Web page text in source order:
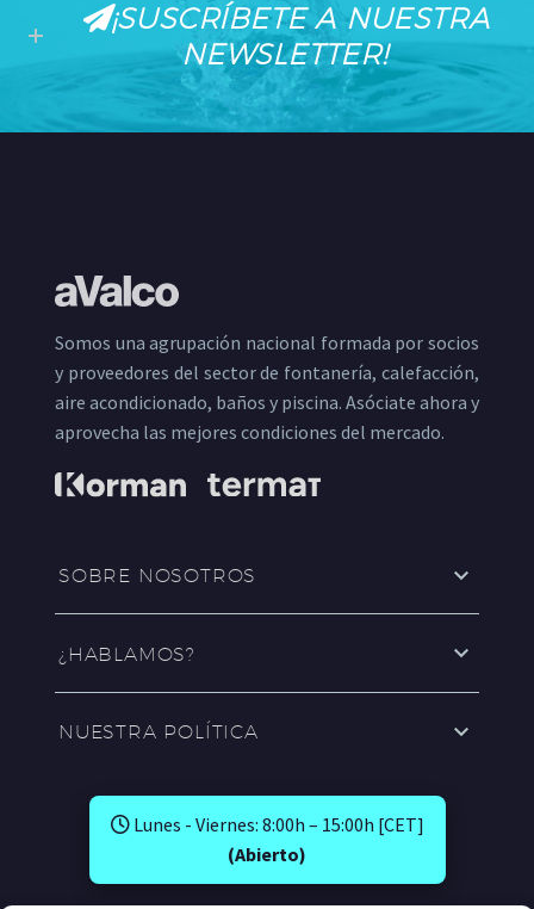
¡SUSCRÍBETE A NUESTRA
NEWSLETTER!
Somos una agrupación nacional formada por socios
y proveedores del sector de fontanería, calefacción,
aire acondicionado, baños y piscina. Asóciate ahora y
aprovecha las mejores condiciones del mercado.
SOBRE NOSOTROS
¿HABLAMOS?
NUESTRA POLÍTICA
Lunes - Viernes: 8:00h – 15:00h [CET]
(Abierto)